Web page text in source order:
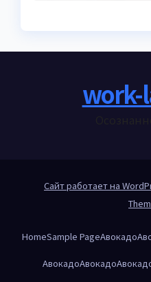
work-
Сайт работает на
HomeSample PageАвокадо
АвокадоАвокадо